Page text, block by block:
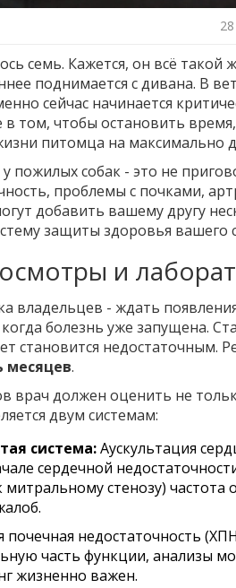
семь. Кажется, он всё
поднимается с дивана. В
сейчас начинается
том, чтобы остановить
питомца на максимально
пожилых собак - это не
проблемы с почками,
добавить вашему другу
защиты здоровья вашего
и
владельцев - ждать
болезнь уже запущена.
становится недостаточным.
месяцев.
врач должен оценить не
двум системам:
система:Аускультация
сердечной
стенозу)
почечная недостаточность
часть функции, анализы
жизненно важен.